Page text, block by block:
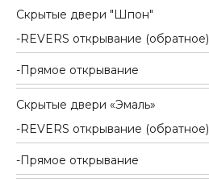
Скрытые двери "Шпон"
REVERS открывание (обратное)
Прямое открывание
Скрытые двери «Эмаль»
REVERS открывание (обратное)
Прямое открывание